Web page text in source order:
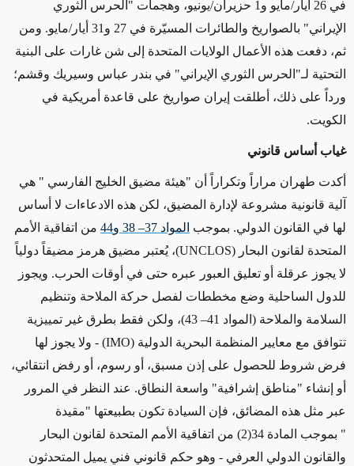
في 26 أيار/مايو و 1 حزيران/يونيو، وهجمات "الحرس الثوري
الإيراني" بالصواريخ والطائرات المسيّرة في 27
و31 أيار/مايو. ومن
ثم، دفعت هذه الأعمال الولايات المتحدة إلى شن غارات على البنية
التحتية لـ"الحرس الثوري الإيراني" في بندر عباس وسيريك وقشم؛
ورداً على ذلك، أطلقت إيران صواريخ على قاعدة أمريكية في
الكويت.
غياب أساس قانوني
أكدت طهران مراراً وتكراراً أن "هيئة مضيق الخليج الفارسي " هي
آلية قانونية مشروعة لإدارة المضيق، لكن هذه الادعاءات لا أساس
لها في القانون الدولي. بموجب المواد 37– 38 و44
من اتفاقية الأمم
المتحدة لقانون البحار (UNCLOS)
، يُعتبر مضيق هرمز مضيقاً دولياً
لا يجوز عرقلة أو تعليق العبور عبره حتى في أوقات الحرب. ويجوز
للدول الساحلية وضع مخططات لفصل حركة الملاحة وتنظيم
السلامة والملاحة (المواد 41– 43)، ولكن فقط بطرق غير تمييزية
تتوافق مع معايير المنظمة البحرية الدولية (IMO) -
ولا يجوز لها
فرض شروط للحصول على إذن مسبق، أو رسوم، أو رفض انتقائي،
أو إنشاء "مناطق إشرافية" واسعة النطاق. عند النظر في المرور
عبر مثل هذه المضائق، فإن السيادة تكون بطبيعتها "مقيدة
"
بموجب المادة 34(2) من اتفاقية الأمم المتحدة لقانون البحار
والقانون الدولي العرفي - وهو حكم قانوني فني يميل المتحدثون